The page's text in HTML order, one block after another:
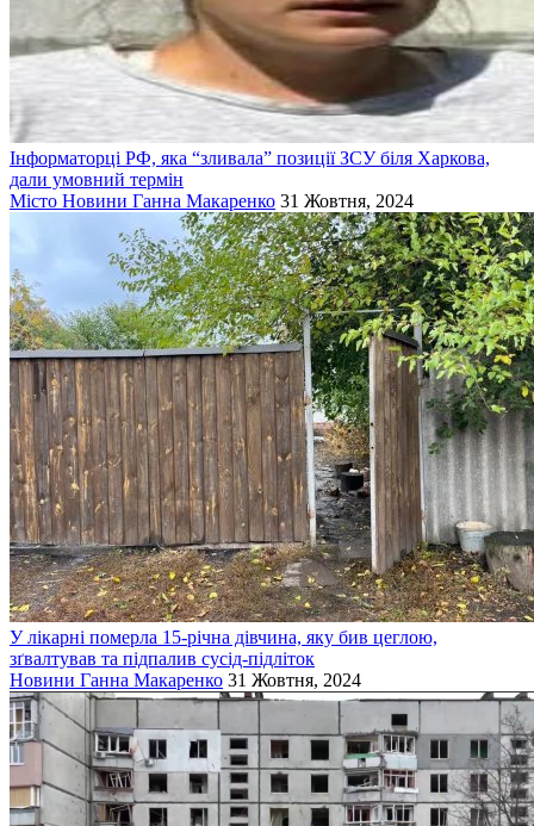
Інформаторці РФ, яка “зливала” позиції ЗСУ біля Харкова,
дали умовний термін
Місто Новини Ганна Макаренко 31 Жовтня, 2024
У лікарні померла 15-річна дівчина, яку бив цеглою,
зґвалтував та підпалив сусід-підліток
Новини Ганна Макаренко 31 Жовтня, 2024